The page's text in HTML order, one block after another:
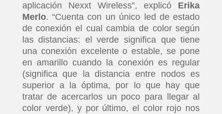
aplicación Nexxt Wireless”, explicó Erika
Merlo. “Cuenta con un único led de estado
de conexión el cual cambia de color según
las distancias: el verde significa que tiene
una conexión excelente o estable, se pone
en amarillo cuando la conexión es regular
(significa que la distancia entre nodos es
superior a la óptima, por lo que hay que
tratar de acercarlos un poco para llegar al
color verde), y por último, el color rojo nos